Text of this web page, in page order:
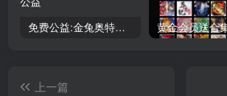
免费公益:金兔奥特曼oL 免费后台
上一篇